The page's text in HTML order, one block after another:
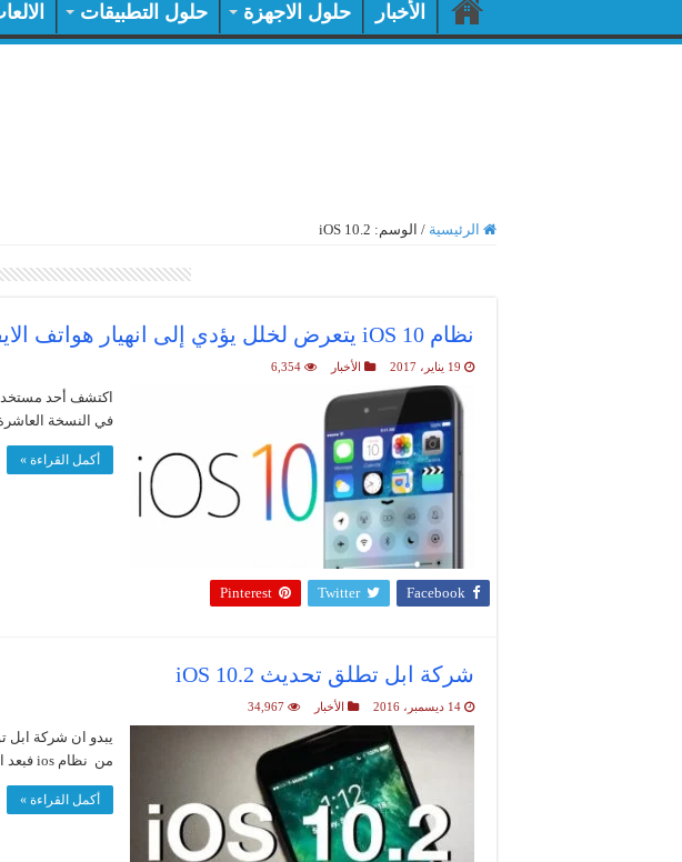
الأخبار حلول الاجهزة حلول التطبيقات
الرئيسية / الوسم: iOS 10.2
نظام iOS 10 يتعرض لخلل يؤدي إلى انهيار هواتف الايفون
19 يناير، 2017 الأخبار 6,354
اكتشف أحد
في النسخة
أكمل القراءة »
Facebook
Twitter
Pinterest
شركة ابل تطلق تحديث iOS 10.2
14 ديسمبر، 2016 الأخبار 34,967
يبدو ان شركة ابل
من نظام ios فبعد ان اصدرت …
أكمل القراءة »